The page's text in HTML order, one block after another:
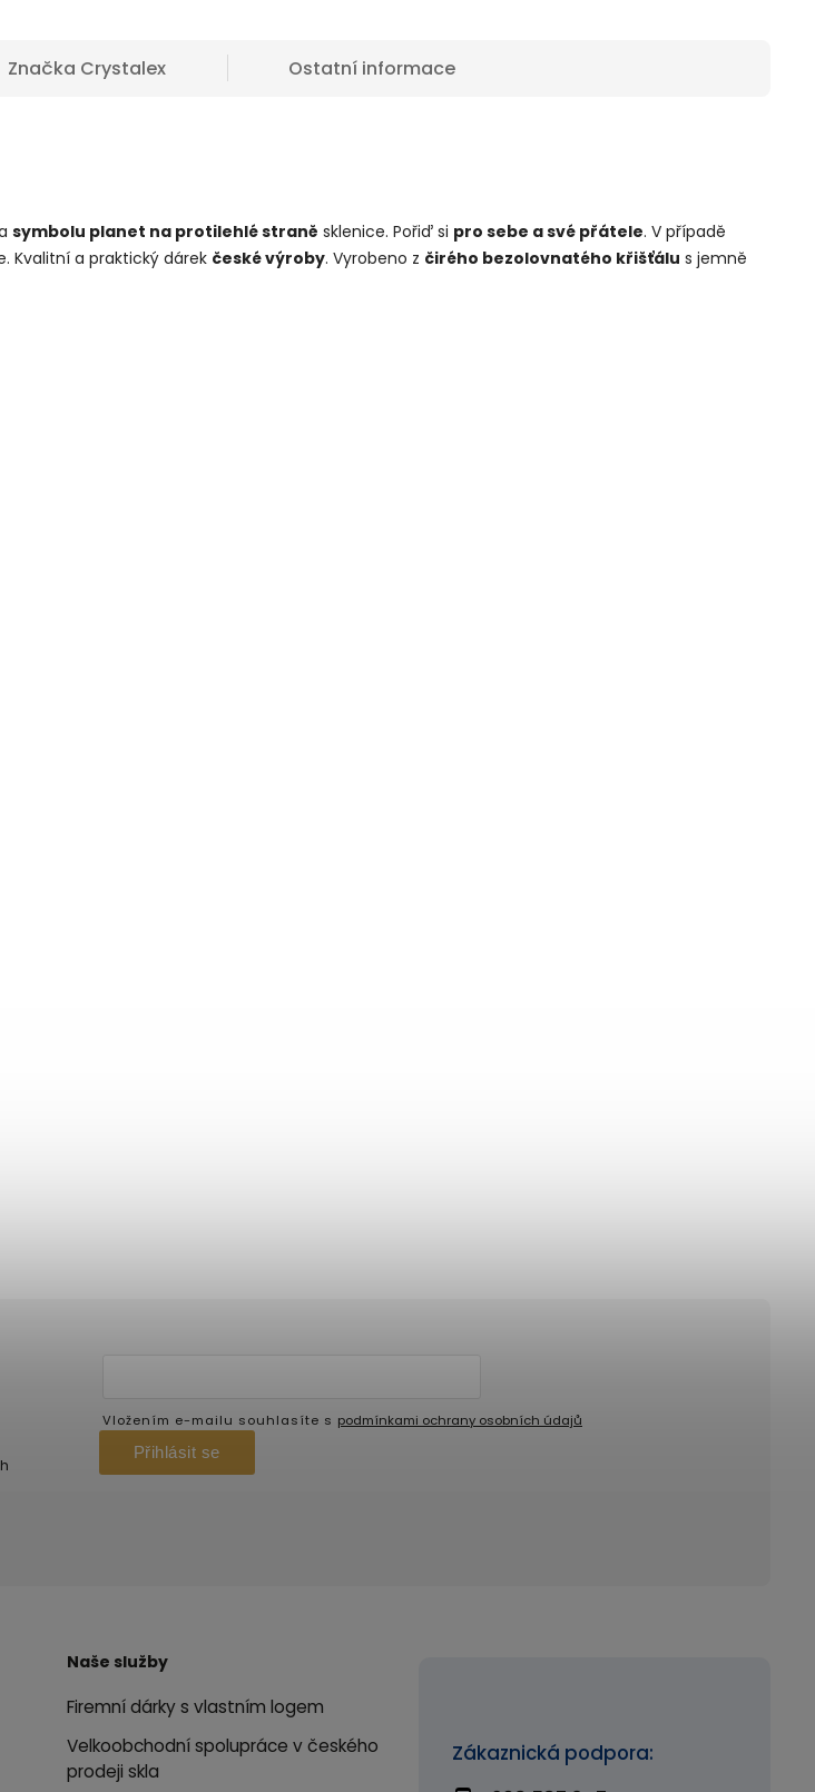
Značka Crystalex Ostatní informace
symbolu planet na protilehlé straně sklenice. Pořiď si pro sebe a své přátele. V případě
Kvalitní a praktický dárek české výroby. Vyrobeno z čirého bezolovnatého křišťálu s jemně
Zákaznická podpora:
Vložením e-mailu souhlasíte s podmínkami ochrany osobních údajů
Přihlásit se
Naše služby
Firemní dárky s vlastním logem
Velkoobchodní spolupráce v českého
prodeji skla